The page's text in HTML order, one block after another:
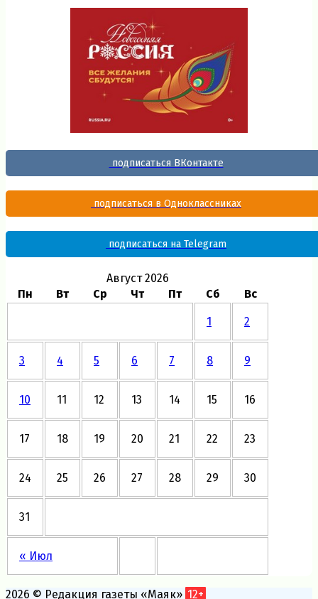
подписаться ВКонтакте
подписаться в Одноклассниках
подписаться на Telegram
Август 2026
Пн
Вт Ср Чт Пт Сб Вс
« Июл
1 2
3 4 5 6 7 8 9
10 11 12 13 14 15 16
17 18 19 20 21 22 23
24 25 26 27 28 29 30
31
2026 © Редакция газеты «Маяк» 12+